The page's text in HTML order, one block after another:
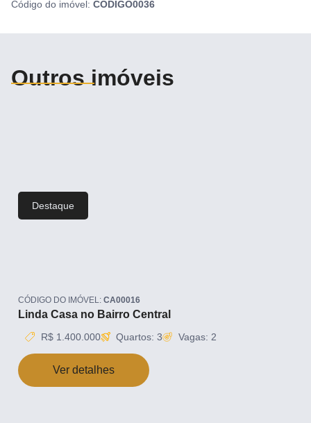
Código do imóvel: CODIGO0036
Outros imóveis
Destaque
CÓDIGO DO IMÓVEL: CA00016
Linda Casa no Bairro Central
R$ 1.400.000 Quartos: 3 Vagas: 2
Ver detalhes